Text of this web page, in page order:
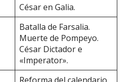
César en Galia.
Batalla de Farsalia.
Muerte de Pompeyo.
César Dictador e
«Imperator».